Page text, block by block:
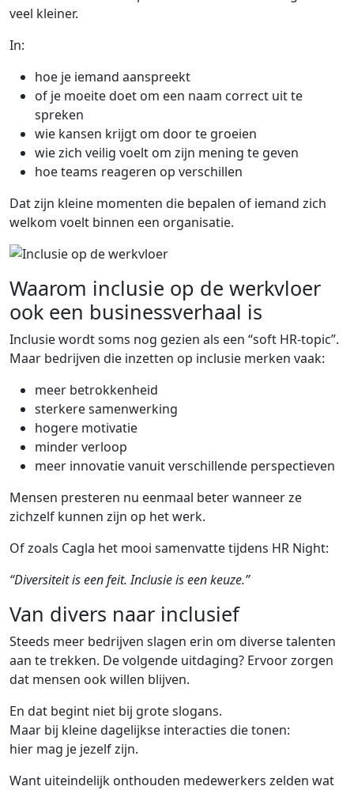
veel kleiner.
In:
hoe je iemand aanspreekt
of je moeite doet om een naam correct uit te
spreken
wie kansen krijgt om door te groeien
wie zich veilig voelt om zijn mening te geven
hoe teams reageren op verschillen
Dat zijn kleine momenten die bepalen of iemand zich
welkom voelt binnen een organisatie.
Waarom inclusie op de werkvloer
ook een businessverhaal is
Inclusie wordt soms nog gezien als een “soft HR-topic”.
Maar bedrijven die inzetten op inclusie merken vaak:
meer betrokkenheid
sterkere samenwerking
hogere motivatie
minder verloop
meer innovatie vanuit verschillende perspectieven
Mensen presteren nu eenmaal beter wanneer ze
zichzelf kunnen zijn op het werk.
Of zoals Cagla het mooi samenvatte tijdens HR Night:
“Diversiteit is een feit. Inclusie is een keuze.”
Van divers naar inclusief
Steeds meer bedrijven slagen erin om diverse talenten
aan te trekken. De volgende uitdaging? Ervoor zorgen
dat mensen ook willen blijven.
En dat begint niet bij grote slogans.
Maar bij kleine dagelijkse interacties die tonen:
hier mag je jezelf zijn.
Want uiteindelijk onthouden medewerkers zelden wat